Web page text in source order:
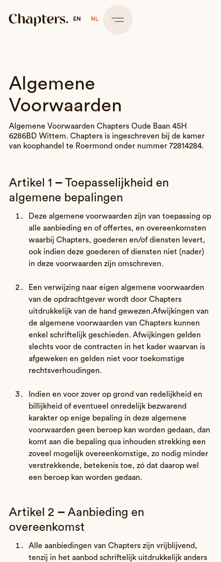
EN NL
Algemene
Voorwaarden
Algemene Voorwaarden Chapters Oude Baan 45H
6286BD Wittem. Chapters is ingeschreven bij de kamer
van koophandel te Roermond onder nummer 72814284.
Artikel 1 –Toepasselijkheid en
algemene bepalingen
Deze algemene voorwaarden zijn van toepassing op
alle aanbieding en of offertes, en overeenkomsten
waarbij Chapters, goederen en/of diensten levert,
ook indien deze goederen of diensten niet (nader)
in deze voorwaarden zijn omschreven.
Een verwijzing naar eigen algemene voorwaarden
van de opdrachtgever wordt door Chapters
uitdrukkelijk van de hand gewezen.Afwijkingen van
de algemene voorwaarden van Chapters kunnen
enkel schriftelijk geschieden. Afwijkingen gelden
slechts voor de contracten in het kader waarvan is
afgeweken en gelden niet voor toekomstige
rechtsverhoudingen.
Indien en voor zover op grond van redelijkheid en
billijkheid of eventueel onredelijk bezwarend
karakter op enige bepaling in deze algemene
voorwaarden geen beroep kan worden gedaan, dan
komt aan die bepaling qua inhouden strekking een
zoveel mogelijk overeenkomstige, zo nodig minder
verstrekkende, betekenis toe, zó dat daarop wel
een beroep kan worden gedaan.
Artikel 2 –Aanbieding en
overeenkomst
Alle aanbiedingen van Chapters zijn vrijblijvend,
tenzij in het aanbod schriftelijk uitdrukkelijk anders